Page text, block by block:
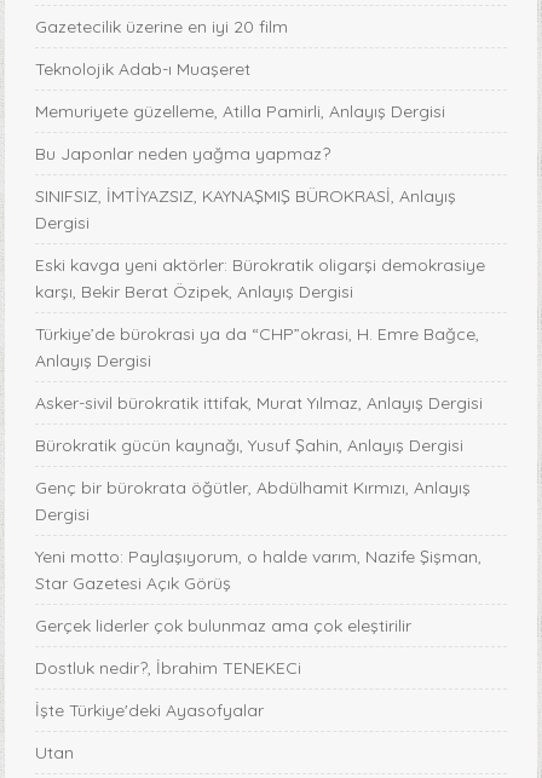
Gazetecilik üzerine en iyi 20 film
Teknolojik Adab-ı Muaşeret
Memuriyete güzelleme, Atilla Pamirli, Anlayış Dergisi
Bu Japonlar neden yağma yapmaz?
SINIFSIZ, İMTİYAZSIZ, KAYNAŞMIŞ BÜROKRASİ, Anlayış
Dergisi
Eski kavga yeni aktörler: Bürokratik oligarşi demokrasiye
karşı, Bekir Berat Özipek, Anlayış Dergisi
Türkiye’de bürokrasi ya da “CHP”okrasi, H. Emre Bağce,
Anlayış Dergisi
Asker-sivil bürokratik ittifak, Murat Yılmaz, Anlayış Dergisi
Bürokratik gücün kaynağı, Yusuf Şahin, Anlayış Dergisi
Genç bir bürokrata öğütler, Abdülhamit Kırmızı, Anlayış
Dergisi
Yeni motto: Paylaşıyorum, o halde varım, Nazife Şişman,
Star Gazetesi Açık Görüş
Gerçek liderler çok bulunmaz ama çok eleştirilir
Dostluk nedir?, İbrahim TENEKECi
İşte Türkiye'deki Ayasofyalar
Utan